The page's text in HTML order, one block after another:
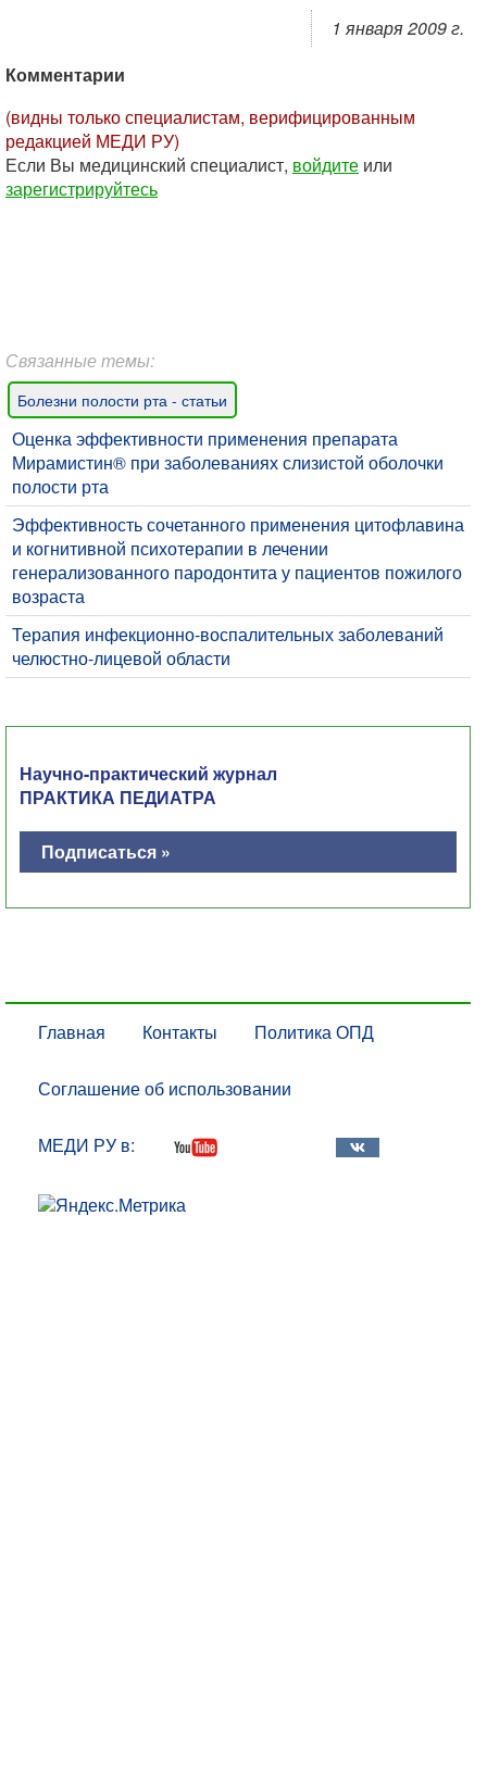
1 января 2009 г.
Комментарии
(видны только специалистам, верифицированным
редакцией МЕДИ РУ)
Если Вы медицинский специалист, войдите или
зарегистрируйтесь
Связанные темы:
Болезни полости рта - статьи
Оценка эффективности применения препарата
Мирамистин® при заболеваниях слизистой оболочки
полости рта
Эффективность сочетанного применения цитофлавина
и когнитивной психотерапии в лечении
генерализованного пародонтита у пациентов пожилого
возраста
Терапия инфекционно-воспалительных заболеваний
челюстно-лицевой области
Научно-практический журнал
ПРАКТИКА ПЕДИАТРА
Подписаться »
Главная Контакты Политика ОПД
Соглашение об использовании
МЕДИ РУ в: